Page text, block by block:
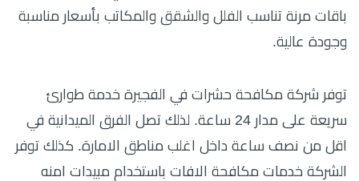
باقات مرنة تناسب الفلل والشقق والمكاتب بأسعار مناسبة
وجودة عالية.
توفر شركة مكافحة حشرات في الفجيرة خدمة طوارئ
سريعة على مدار 24 ساعة. لذلك تصل الفرق الميدانية في
اقل من نصف ساعة داخل اغلب مناطق الامارة. كذلك توفر
الشركة خدمات مكافحة الافات باستخدام مبيدات امنه